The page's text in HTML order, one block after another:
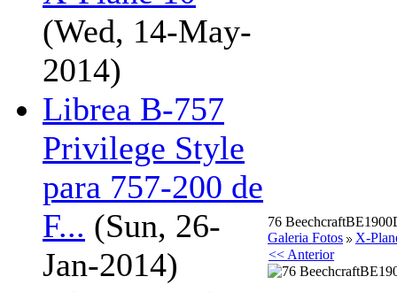
(Wed, 14-May-
2014)
Librea B-757
Privilege Style
para 757-200 de
F... (Sun, 26-
Jan-2014)
76
Galeria Fotos
X-
<< Anterior